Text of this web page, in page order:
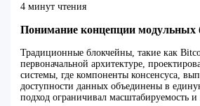
4 минут чтения
Понимание концепции модульных
Традиционные блокчейны, такие как
первоначальной архитектуре,
системы, где компоненты консенсуса,
доступности данных объединены в
подход ограничивал масштабируемость и